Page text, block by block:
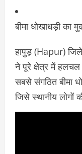
बीमा धोखाधड़ी का
हापुड़ (Hapur)
ने पूरे क्षेत्र में
सबसे संगठित बीमा
जिसे स्थानीय लोगों